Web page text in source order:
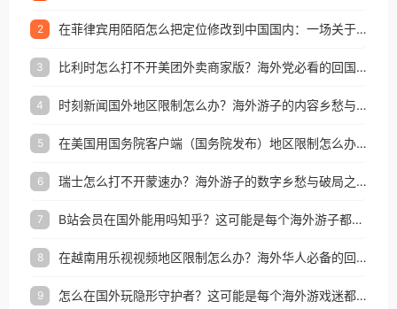
2 在菲律宾用陌陌怎么把定位修改到中国国内：一场关于归属感与连接的探索
3 比利时怎么打不开美团外卖商家版？海外党必看的回国加速全攻略
4 时刻新闻国外地区限制怎么办？海外游子的内容乡愁与破局之路
5 在美国用国务院客户端（国务院发布）地区限制怎么办？3步解决海外看国内内容难题
6 瑞士怎么打不开蒙速办？海外游子的数字乡愁与破局之路
7 B站会员在国外能用吗知乎？这可能是每个海外游子都问过的问题
8 在越南用乐视视频地区限制怎么办？海外华人必备的回国加速攻略
9 怎么在国外玩隐形守护者？这可能是每个海外游戏迷都问过的问题